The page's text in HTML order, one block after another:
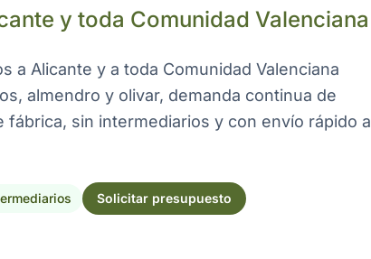
y toda Comunidad Valenciana
a Alicante y a toda Comunidad Valenciana
almendro y olivar, demanda continua de
sin intermediarios y con envío rápido a
Solicitar presupuesto